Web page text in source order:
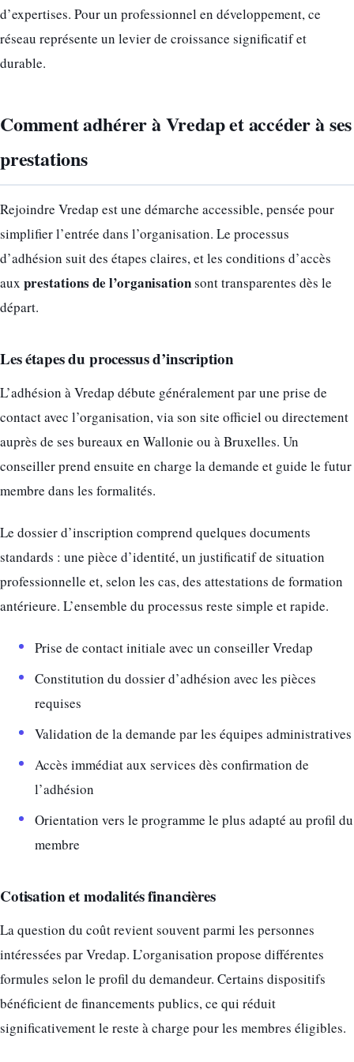
d’expertises. Pour un professionnel en développement, ce
réseau représente un levier de croissance significatif et
durable.
Comment adhérer à Vredap et accéder à ses
prestations
Rejoindre Vredap est une démarche accessible, pensée pour
simplifier l’entrée dans l’organisation. Le processus
d’adhésion suit des étapes claires, et les conditions d’accès
aux prestations de l’organisationsont transparentes dès le
départ.
Les étapes du processus d’inscription
L’adhésion à Vredap débute généralement par une prise de
contact avec l’organisation, via son site officiel ou directement
auprès de ses bureaux en Wallonie ou à Bruxelles. Un
conseiller prend ensuite en charge la demande et guide le futur
membre dans les formalités.
Le dossier d’inscription comprend quelques documents
standards : une pièce d’identité, un justificatif de situation
professionnelle et, selon les cas, des attestations de formation
antérieure. L’ensemble du processus reste simple et rapide.
Prise de contact initiale avec un conseiller Vredap
Constitution du dossier d’adhésion avec les pièces
requises
Validation de la demande par les équipes administratives
Accès immédiat aux services dès confirmation de
l’adhésion
Orientation vers le programme le plus adapté au profil du
membre
Cotisation et modalités financières
La question du coût revient souvent parmi les personnes
intéressées par Vredap. L’organisation propose différentes
formules selon le profil du demandeur. Certains dispositifs
bénéficient de financements publics, ce qui réduit
significativement le reste à charge pour les membres éligibles.